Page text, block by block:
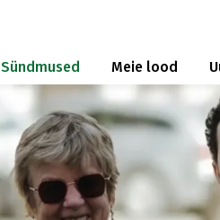
Sündmused Meie lood